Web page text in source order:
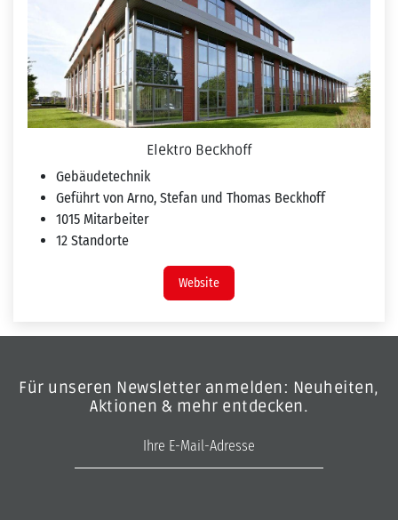
Elektro Beckhoff
Gebäudetechnik
Geführt von Arno, Stefan und Thomas Beckhoff
1015 Mitarbeiter
12 Standorte
Website
Für unseren Newsletter anmelden: Neuheiten,
Aktionen & mehr entdecken.